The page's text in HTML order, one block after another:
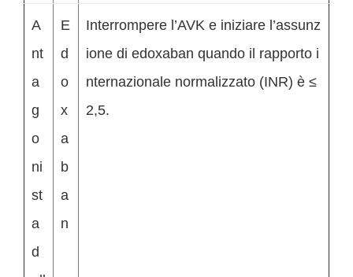
A
nt
a
g
o
ni
st
a
d
E
d
o
x
a
b
a
n
Interrompere l’AVK e iniziare l’assunz
ione di edoxaban quando il rapporto i
nternazionale normalizzato (INR) è ≤
2,5.